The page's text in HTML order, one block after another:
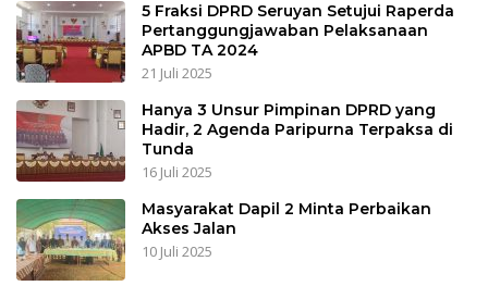
5 Fraksi DPRD Seruyan Setujui Raperda
Pertanggungjawaban Pelaksanaan
APBD TA 2024
21 Juli 2025
Hanya 3 Unsur Pimpinan DPRD yang
Hadir, 2 Agenda Paripurna Terpaksa di
Tunda
16 Juli 2025
Masyarakat Dapil 2 Minta Perbaikan
Akses Jalan
10 Juli 2025